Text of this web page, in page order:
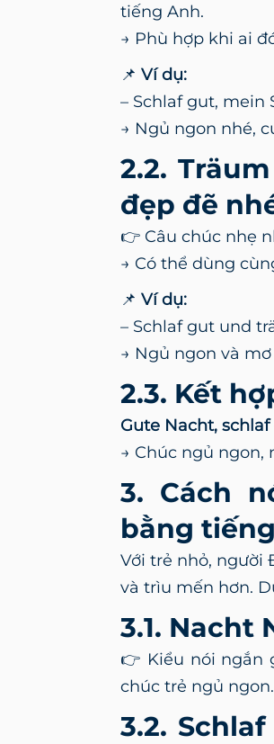
tiếng Anh.
→ Phù hợp khi ai
📌Ví dụ:
– Schlaf gut, mein
→ Ngủ ngon nhé,
2.2.
đẹp đẽ
👉 Câu chúc nhẹ
→ Có thể dùng
📌Ví dụ:
– Schlaf gut und
→ Ngủ ngon và
2.3. Kết
Gute Nacht,
→ Chúc ngủ ngon,
3. Cách
bằng
Với trẻ nhỏ, người
và trìu mến hơn.
3.1. Nacht
👉 Kiểu nói ngắn
chúc trẻ ngủ ngon.
3.2.